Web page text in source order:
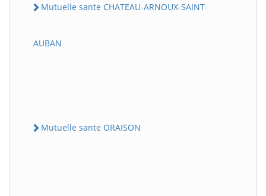
Mutuelle sante CHATEAU-ARNOUX-SAINT-
AUBAN
Mutuelle sante ORAISON